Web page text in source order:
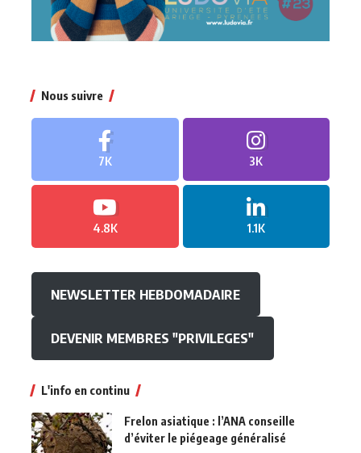
Nous suivre
7K 3K
4.8K 1.1K
NEWSLETTER HEBDOMADAIRE
DEVENIR MEMBRES "PRIVILEGES"
L'info en continu
Frelon asiatique : l’ANA conseille
d’éviter le piégeage généralisé